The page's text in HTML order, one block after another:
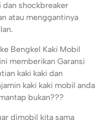
dan shockbreaker
atau menggantinya
Bengkel Kaki Mobil
memberikan Garansi
kaki kaki dan
kaki kaki mobil anda
bukan???
dimobil kita sama